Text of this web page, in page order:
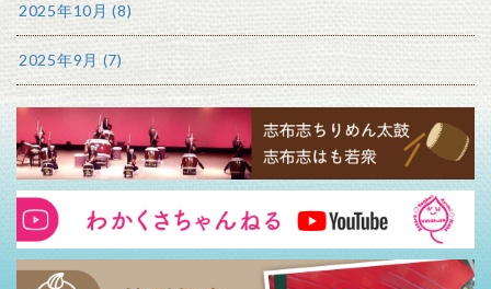
2025年10月 (8)
2025年9月 (7)